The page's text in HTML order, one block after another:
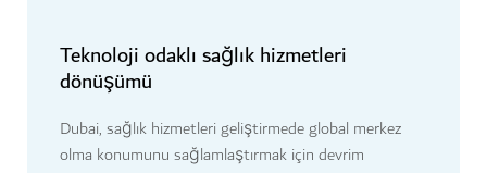
Teknoloji odaklı sağlık hizmetleri
dönüşümü
Dubai, sağlık hizmetleri geliştirmede global merkez
olma konumunu sağlamlaştırmak için devrim